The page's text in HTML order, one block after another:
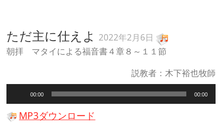
ただ主に仕えよ 2022年2月6日
朝拝 マタイによる福音書４章８～１１節
説教者：木下裕也牧師
声
プ
レ
00:00 00:00
MP3ダウンロード